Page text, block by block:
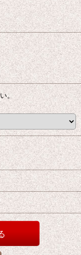
。